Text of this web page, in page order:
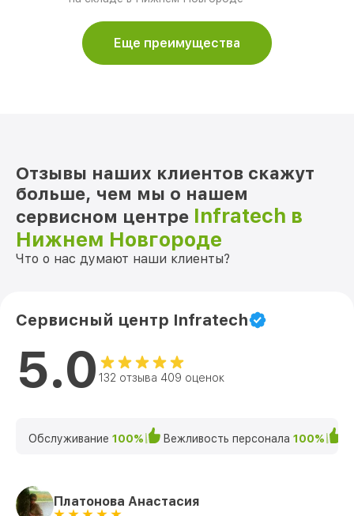
Еще преимущества
Отзывы наших клиентов скажут
больше, чем мы о нашем
сервисном центре Infratech в
Нижнем Новгороде
Что о нас думают наши клиенты?
Сервисный центр Infratech
5.0 132 отзыва 409 оценок
Обслуживание 100% Вежливость персонала 100%
Платонова Анастасия